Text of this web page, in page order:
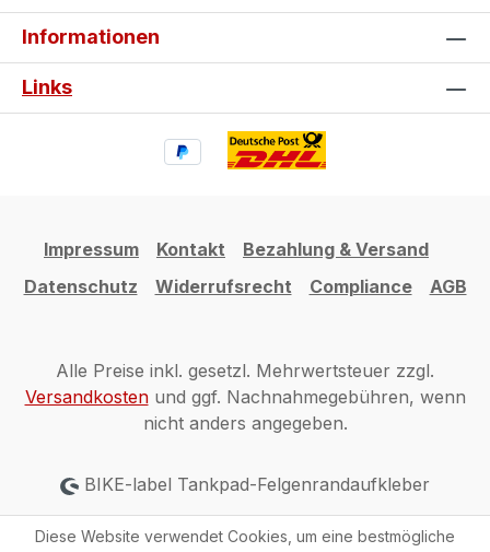
Informationen
Links
Impressum Kontakt
Bezahlung & Versand
Datenschutz
Widerrufsrecht Compliance AGB
Alle Preise inkl. gesetzl. Mehrwertsteuer zzgl.
Versandkostenund ggf. Nachnahmegebühren, wenn
nicht anders angegeben.
BIKE-label Tankpad-Felgenrandaufkleber
Diese Website verwendet Cookies, um eine bestmögliche